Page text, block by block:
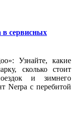
в сервисных
Узнайте, какие
сколько стоит
и зимнего
Nerpa с перебитой